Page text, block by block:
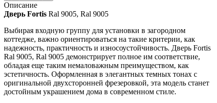
Описание
Дверь Fortis Ral 9005, Ral 9005
Выбирая входную группу для установки в загородном
коттедже, важно ориентироваться на такие критерии, как
надежность, практичность и износоустойчивость. Дверь Fortis
Ral 9005, Ral 9005 демонстрирует полное им соответствие,
обладая еще таким немаловажным преимуществом, как
эстетичность. Оформленная в элегантных темных тонах с
оригинальной двухсторонней фрезеровкой, эта модель станет
достойным украшением дома в современном стиле.